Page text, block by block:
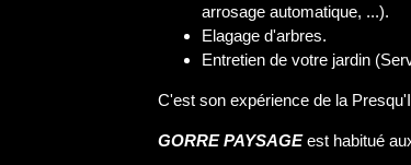
arrosage automatique, ...).
Elagage d'arbres.
Entretien de votre jardin
C'est son expérience de la
GORRE PAYSAGEest habitué